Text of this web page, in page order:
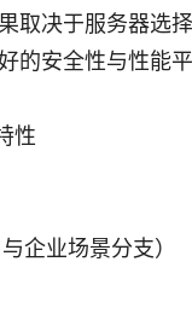
取决于服务器选
的安全性与性能平
性
企业场景分支）